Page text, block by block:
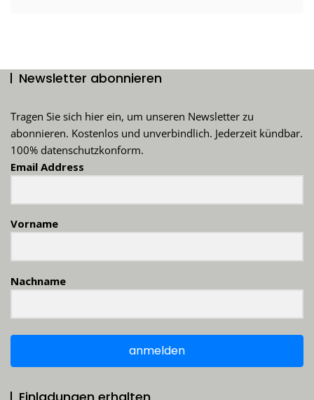
Newsletter abonnieren
Tragen Sie sich hier ein, um unseren Newsletter zu
abonnieren. Kostenlos und unverbindlich. Jederzeit kündbar.
100% datenschutzkonform.
Email Address
Vorname
Nachname
anmelden